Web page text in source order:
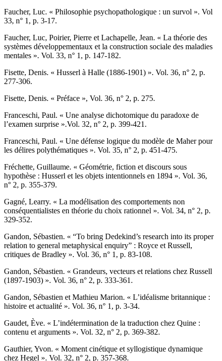
Faucher, Luc. « Philosophie psychopathologique : un survol ». Vol
33, n° 1, p. 3-17.
Faucher, Luc, Poirier, Pierre et Lachapelle, Jean. « La théorie des
systèmes développementaux et la construction sociale des maladies
mentales ». Vol. 33, n° 1, p. 147-182.
Fisette, Denis. « Husserl à Halle (1886-1901) ». Vol. 36, n° 2, p.
277-306.
Fisette, Denis. « Préface », Vol. 36, n° 2, p. 275.
Franceschi, Paul. « Une analyse dichotomique du paradoxe de
l’examen surprise ».Vol. 32, n° 2, p. 399-421.
Franceschi, Paul. « Une défense logique du modèle de Maher pour
les délires polythématiques ». Vol. 35, n° 2, p. 451-475.
Fréchette, Guillaume. « Géométrie, fiction et discours sous
hypothèse : Husserl et les objets intentionnels en 1894 ». Vol. 36,
n° 2, p. 355-379.
Gagné, Learry. « La modélisation des comportements non
conséquentialistes en théorie du choix rationnel ». Vol. 34, n° 2, p.
329-352.
Gandon, Sébastien. « “To bring Dedekind’s research into its proper
relation to general metaphysical enquiry” : Royce et Russell,
critiques de Bradley ». Vol. 36, n° 1, p. 83-108.
Gandon, Sébastien. « Grandeurs, vecteurs et relations chez Russell
(1897-1903) ». Vol. 36, n° 2, p. 333-361.
Gandon, Sébastien et Mathieu Marion. « L’idéalisme britannique :
histoire et actualité ». Vol. 36, n° 1, p. 3-34.
Gaudet, Ève. « L’indétermination de la traduction chez Quine :
contenu et arguments ». Vol. 32, n° 2, p. 369-382.
Gauthier, Yvon. « Moment cinétique et syllogistique dynamique
chez Hegel ». Vol. 32, n° 2, p. 357-368.